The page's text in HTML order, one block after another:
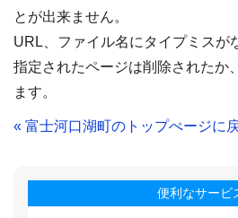
とが出来ません。
URL、ファイル名にタイプミスが
指定されたページは削除されたか
ます。
« 富士河口湖町のトップぺージに
便利なサービ